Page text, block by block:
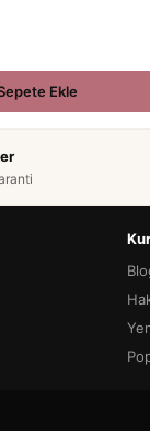
Ekle